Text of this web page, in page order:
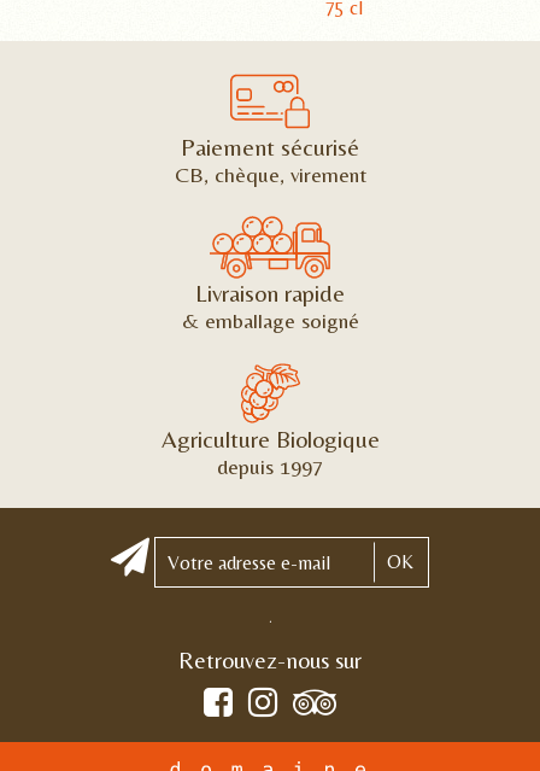
Paiement sécurisé
CB, chèque, virement
Livraison rapide
& emballage soigné
Agriculture Biologique
depuis 1997
OK
.
Retrouvez-nous sur